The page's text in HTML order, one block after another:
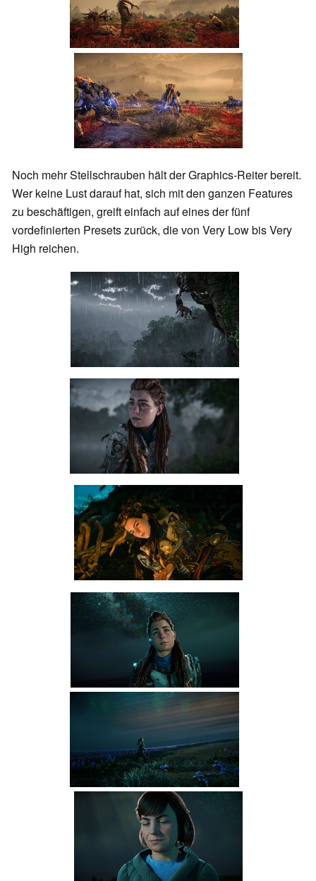
Noch mehr Stellschrauben hält der Graphics-Reiter bereit.
Wer keine Lust darauf hat, sich mit den ganzen Features
zu beschäftigen, greift einfach auf eines der fünf
vordefinierten Presets zurück, die von Very Low bis Very
High reichen.